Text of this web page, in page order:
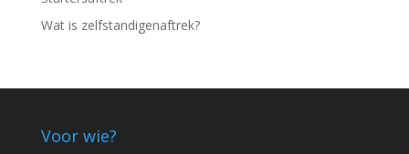
Wat is zelfstandigenaftrek?
Voor wie?